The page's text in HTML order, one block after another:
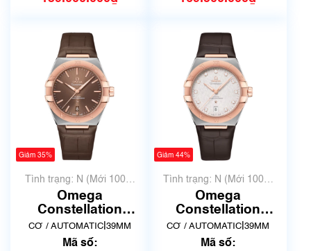
Giảm 35%
Tình trạng: N (Mới 100%
chưa qua sử dụng)
Omega
Constellation
131.23.39.20.13.001
| New Full box
CƠ / AUTOMATIC| 39MM
Mã số:
Giảm 44%
Tình trạng: N (Mới 100%
chưa qua sử dụng)
Omega
Constellation
131.23.39.20.52.001
| New Full box
CƠ / AUTOMATIC| 39MM
Mã số: